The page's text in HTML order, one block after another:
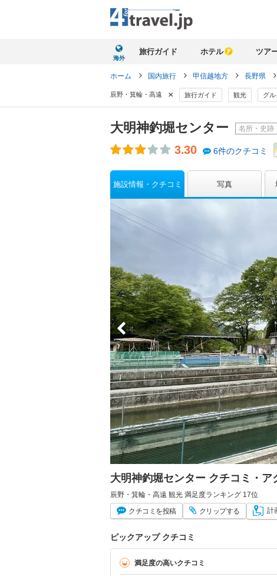
海外
旅行ガイド ホテル ツア
ホーム 国内旅行 甲信越地方 長野県
辰野・箕輪・高遠 × 旅行ガイド 観光 グル
大明神釣堀センター 名所・史跡
3.30 6件のクチコミ
施設情報・クチコミ 写真
大明神釣堀センター クチコミ・ア
辰野・箕輪・高遠 観光 満足度ランキング 17位
クチコミ を投稿 クリップする 計
ピックアップ クチコミ
満足度の高いクチコミ